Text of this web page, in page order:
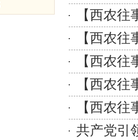
【西农
【西农
【西农
【西农
【西农
共产党引